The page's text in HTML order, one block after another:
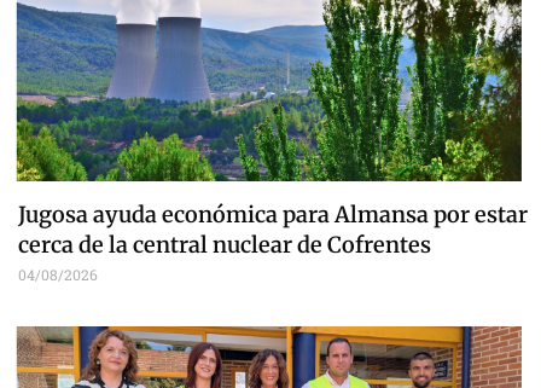
Jugosa ayuda económica para Almansa por estar
cerca de la central nuclear de Cofrentes
04/08/2026